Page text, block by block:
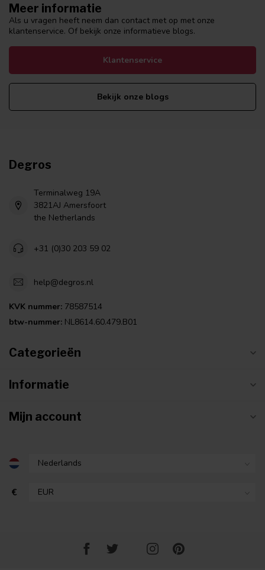
Meer informatie
Als u vragen heeft neem dan contact met op met onze
klantenservice. Of bekijk onze informatieve blogs.
Klantenservice
Bekijk onze blogs
Degros
Terminalweg 19A
3821AJ Amersfoort
the Netherlands
+31 (0)30 203 59 02
help@degros.nl
KVK nummer: 78587514
btw-nummer: NL8614.60.479.B01
Categorieën
Informatie
Mijn account
€